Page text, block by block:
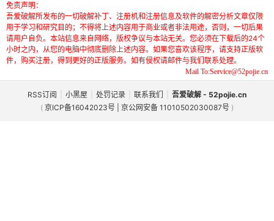
免责声明：
吾爱破解所发布的一切破解补丁、注册机和注册信息及软件的解密分析文章仅限
用于学习和研究目的；不得将上述内容用于商业或者非法用途，否则，一切后果
请用户自负。本站信息来自网络，版权争议与本站无关。您必须在下载后的24个
小时之内，从您的电脑中彻底删除上述内容。如果您喜欢该程序，请支持正版软
件，购买注册，得到更好的正版服务。如有侵权请邮件与我们联系处理。
Mail To:Service@52pojie.cn
RSS订阅 小黑屋 处罚记录 联系我们
吾爱破解 - 52pojie.cn
( 京ICP备16042023号 | 京公网安备 11010502030087号 )